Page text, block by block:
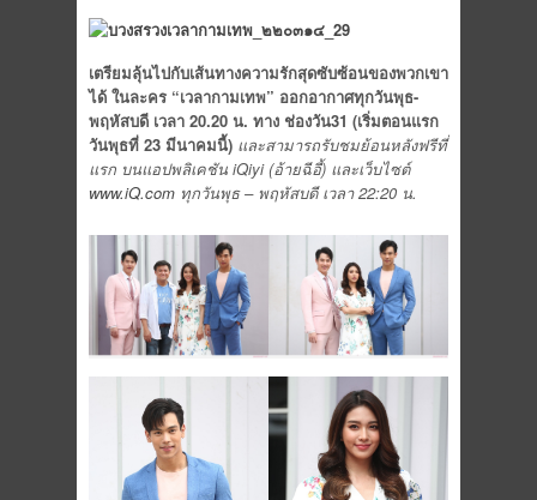
เตรียมลุ้นไปกับเส้นทางความรักสุดซับซ้อนของพวกเขา
ได้ ในละคร “เวลากามเทพ” ออกอากาศทุกวันพุธ-
พฤหัสบดี เวลา 20.20 น. ทาง ช่องวัน31 (เริ่มตอนแรก
วันพุธที่ 23 มีนาคมนี้) และสามารถรับชมย้อนหลังฟรีที่
แรก บนแอปพลิเคชัน iQiyi (อ้ายฉีอี้) และเว็บไซต์
www.iQ.com ทุกวันพุธ – พฤหัสบดี เวลา 22:20 น.